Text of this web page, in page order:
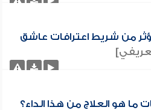
من شريط اعترافات عاشق
ما هو العلاج من هذا الداء؟